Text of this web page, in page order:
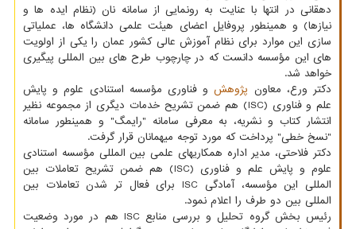
دهقانی در انتها با عنایت به رونمایی از سامانه نان (نظام ایده ها و
نیازها) و همینطور پروفایل اعضای هیئت علمی دانشگاه ها، عملیاتی
سازی این موارد برای نظام آموزش عالی کشور عمان را یکی از اولویت
های این مؤسسه دانست که در چارچوب طرح های بین المللی پیگیری
خواهد شد.
دکتر ورع، معاون پژوهشو فناوری مؤسسه استنادی علوم و پایش
علم و فناوری (ISC) هم ضمن تشریح خدمات دیگری از مجموعه نظیر
انتشار کتاب و نشریه، به معرفی سامانه "رایمگ" و همینطور سامانه
"نسخ خطی" پرداخت که مورد توجه میهمانان قرار گرفت.
دکتر فلاحتی، مدیر اداره همکاریهای علمی بین المللی مؤسسه استنادی
علوم و پایش علم و فناوری (ISC) هم ضمن تشریح تعاملات بین
المللی این مؤسسه، آمادگی ISC برای فعال تر شدن تعاملات بین
المللی بین دو طرف را اعلام نمود.
رئیس بخش گروه تحلیل و بررسی منابع ISC هم در مورد وضعیت